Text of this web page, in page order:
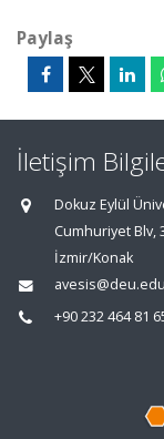
Paylaş
İletişim
Dokuz Eylül
Cumhuriyet Blv,
İzmir/Konak
+90 232 464 81